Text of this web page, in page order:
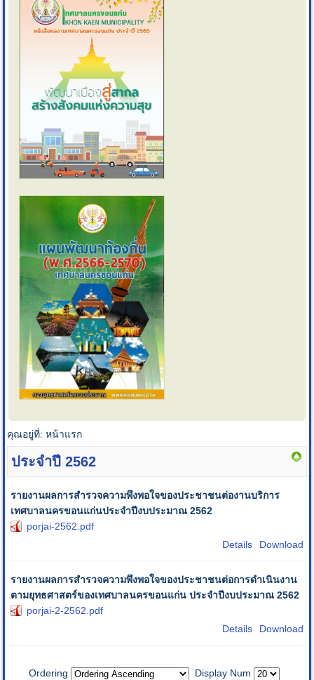
คุณอยู่ที่:หน้าแรก
ประจำปี 2562
รายงานผลการสำรวจความพึงพอใจของประชาชนต่องานบริการ
เทศบาลนครขอนแก่นประจำปีงบประมาณ 2562
porjai-2562.pdf
Download
Details
รายงานผลการสำรวจความพึงพอใจของประชาชนต่อการดำเนินงาน
ตามยุทธศาสตร์ของเทศบาลนครขอนแก่น ประจำปีงบประมาณ 2562
porjai-2-2562.pdf
Download
Details
Ordering Display Num